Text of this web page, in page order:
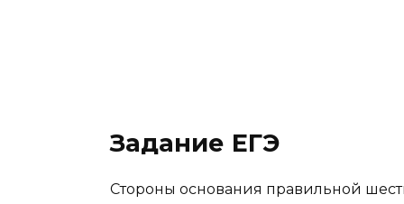
Задание ЕГЭ
Стороны основания правильной